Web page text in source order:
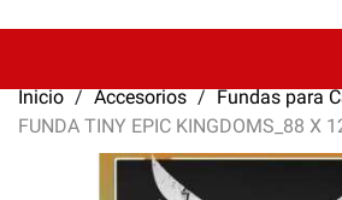
Inicio Accesorios
Fundas para
FUNDA TINY EPIC KINGDOMS_88 X